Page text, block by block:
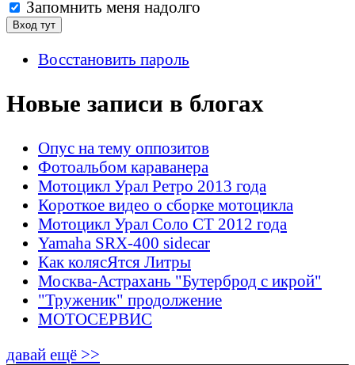
Запомнить меня надолго
Восстановить пароль
Новые записи в блогах
Опус на тему оппозитов
Фотоальбом караванера
Мотоцикл Урал Ретро 2013 года
Короткое видео о сборке мотоцикла
Мотоцикл Урал Соло СТ 2012 года
Yamaha SRX-400 sidecar
Как колясЯтся Литры
Москва-Астрахань "Бутерброд с икрой"
"Труженик" продолжение
МОТОСЕРВИС
давай ещё >>